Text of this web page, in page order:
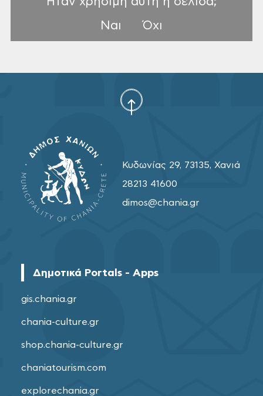
Ναι
Όχι
Κυδωνίας 29, 73135, Χανιά
28213 41600
dimos@chania.gr
Δημοτικά Portals - Apps
gis.chania.gr
chania-culture.gr
shop.chania-culture.gr
chaniatourism.com
explorechania.gr